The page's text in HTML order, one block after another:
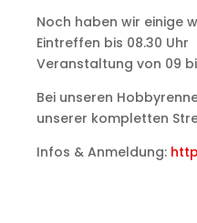
Noch haben wir einige
Eintreffen bis 08.30 Uhr
Veranstaltung von 09
Bei unseren
unserer kompletten
Infos & Anmeldung: